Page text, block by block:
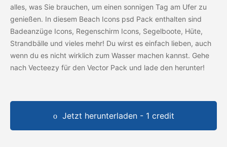
alles, was Sie brauchen, um einen sonnigen Tag am Ufer zu
genießen. In diesem Beach Icons psd Pack enthalten sind
Badeanzüge Icons, Regenschirm Icons, Segelboote, Hüte,
Strandbälle und vieles mehr! Du wirst es einfach lieben, auch
wenn du es nicht wirklich zum Wasser machen kannst. Gehe
nach Vecteezy für den Vector Pack und lade den herunter!
Jetzt herunterladen - 1 credit